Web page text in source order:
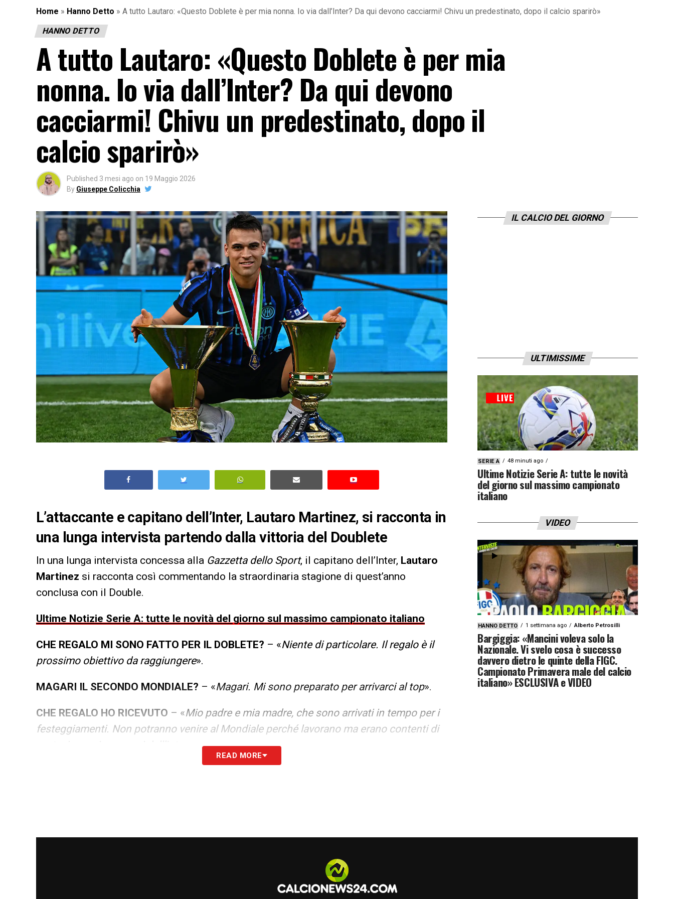
Home » Hanno Detto » A tutto Lautaro: «Questo Doblete è per mia nonna. Io via dall’Inter? Da qui devono cacciarmi! Chivu un predestinato, dopo il calcio sparirò»
HANNO DETTO
A tutto Lautaro: «Questo Doblete è per mia
nonna. Io via dall’Inter? Da qui devono
cacciarmi! Chivu un predestinato, dopo il
calcio sparirò»
Published 3 mesi ago on 19 Maggio 2026
By Giuseppe Colicchia
L’attaccante e capitano dell’Inter, Lautaro Martinez, si racconta in
una lunga intervista partendo dalla vittoria del Doublete
In una lunga intervista concessa alla Gazzetta dello Sport, il capitano dell’Inter, Lautaro
Martinez si racconta così commentando la straordinaria stagione di quest’anno
conclusa con il Double.
Ultime Notizie Serie A: tutte le novità del giorno sul massimo campionato italiano
CHE REGALO MI SONO FATTO PER IL DOBLETE? – «Niente di particolare. Il regalo è il
prossimo obiettivo da raggiungere».
MAGARI IL SECONDO MONDIALE? – «Magari. Mi sono preparato per arrivarci al top».
CHE REGALO HO RICEVUTO – «Mio padre e mia madre, che sono arrivati in tempo per i
festeggiamenti. Non potranno venire al Mondiale perché lavorano ma erano contenti di
professionista, raggiungendo la serie B, ha lasciato il lavoro di meccanico aereo alla
base navale di Bahia Blanca. E siccome la sua squadra di calcio è retrocessa, i soldi non
erano tanti per mantenere una famiglia. Si è reinventato infermiere per le persone
READ MORE
IL CALCIO DEL GIORNO
ULTIMISSIME
SERIE A 48 minuti ago
Ultime Notizie Serie A: tutte le novità
del giorno sul massimo campionato
italiano
VIDEO
HANNO DETTO 1 settimana ago Alberto Petrosilli
Bargiggia: «Mancini voleva solo la
Nazionale. Vi svelo cosa è successo
davvero dietro le quinte della FIGC.
Campionato Primavera male del calcio
italiano» ESCLUSIVA e VIDEO